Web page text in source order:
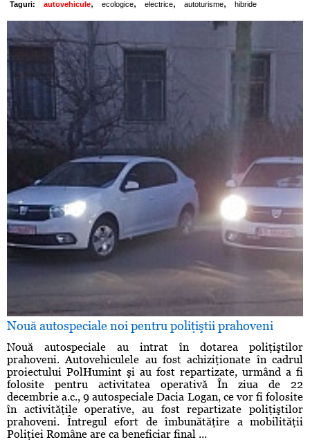
Taguri: autovehicule, ecologice, electrice, autoturisme, hibride
Nouă autospeciale noi pentru poliţiştii prahoveni
Nouă autospeciale au intrat în dotarea poliţiştilor
prahoveni. Autovehiculele au fost achiziţionate în cadrul
proiectului PolHumint şi au fost repartizate, urmând a fi
folosite pentru activitatea operativă În ziua de 22
decembrie a.c., 9 autospeciale Dacia Logan, ce vor fi folosite
în activităţile operative, au fost repartizate poliţiştilor
prahoveni. Întregul efort de îmbunătăţire a mobilităţii
Poliţiei Române are ca beneficiar final ...